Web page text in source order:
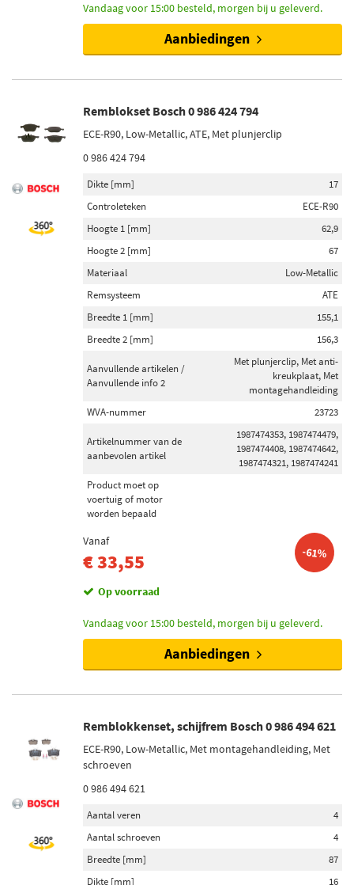
Vandaag voor 15:00 besteld, morgen bij u geleverd.
Aanbiedingen
Remblokset Bosch 0 986 424 794
ECE-R90, Low-Metallic, ATE, Met plunjerclip
0 986 424 794
Dikte [mm]
17
Controleteken
ECE-R90
Hoogte 1 [mm]
62,9
Hoogte 2 [mm]
67
Materiaal
Low-Metallic
Remsysteem
ATE
Breedte 1 [mm]
155,1
Breedte 2 [mm]
156,3
Aanvullende artikelen /
Aanvullende info 2
Met plunjerclip, Met anti-
kreukplaat, Met
montagehandleiding
WVA-nummer
23723
Artikelnummer van de
aanbevolen artikel
1987474353, 1987474479,
1987474408, 1987474642,
1987474321, 1987474241
Product moet op
voertuig of motor
worden bepaald
Vanaf
€ 33,55 -61%
Op voorraad
Vandaag voor 15:00 besteld, morgen bij u geleverd.
Aanbiedingen
Remblokkenset, schijfrem Bosch 0 986 494 621
ECE-R90, Low-Metallic, Met montagehandleiding, Met
schroeven
0 986 494 621
Aantal veren
4
Aantal schroeven
4
Breedte [mm]
87
Dikte [mm]
16